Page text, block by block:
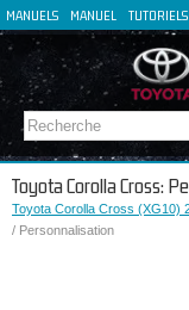
MANUELS MANUEL
DE
IT
Toyota Corolla Cross:
Toyota Corolla Cross (XG10)
/ Personnalisation